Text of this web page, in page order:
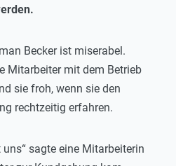
Becker ist miserabel.
Mitarbeiter mit dem Betrieb
sie froh, wenn sie den
rechtzeitig erfahren.
sagte eine Mitarbeiterin